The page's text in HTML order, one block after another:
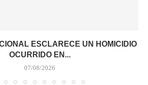
ESCLARECE UN HOMICIDIO
OCURRIDO EN...
07/08/2026